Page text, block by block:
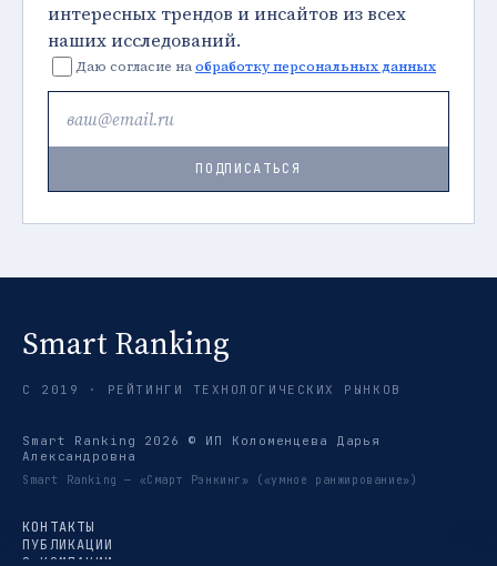
интересных трендов и инсайтов из всех
наших исследований.
Даю согласие наобработку персональных данных
ПОДПИСАТЬСЯ
Smart Ranking
С 2019 · РЕЙТИНГИ ТЕХНОЛОГИЧЕСКИХ РЫНКОВ
Smart Ranking 2026 © ИП Коломенцева Дарья
Александровна
Smart Ranking — «Смарт Рэнкинг» («умное ранжирование»)
КОНТАКТЫ
ПУБЛИКАЦИИ